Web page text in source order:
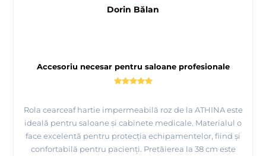
Accesoriu necesar pentru saloane profesionale
Rola cearceaf hartie impermeabilă roz de la ATHINA este
ideală pentru saloane și cabinete medicale. Materialul o
face excelentă pentru protecția echipamentelor, fiind și
confortabilă pentru pacienți. Pretăierea la 38 cm este
Dorin Bălan